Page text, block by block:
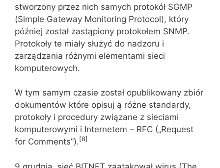
stworzony przez nich samych protokół SGMP
(Simple Gateway Monitoring Protocol), który
później został zastąpiony protokołem SNMP.
Protokoły te miały służyć do nadzoru i
zarządzania różnymi elementami sieci
komputerowych.
W tym samym czasie został opublikowany zbiór
dokumentów które opisuj ą różne standardy,
protokoły i procedury związane z sieciami
komputerowymi i Internetem – RFC („Request
for Comments”). [8]